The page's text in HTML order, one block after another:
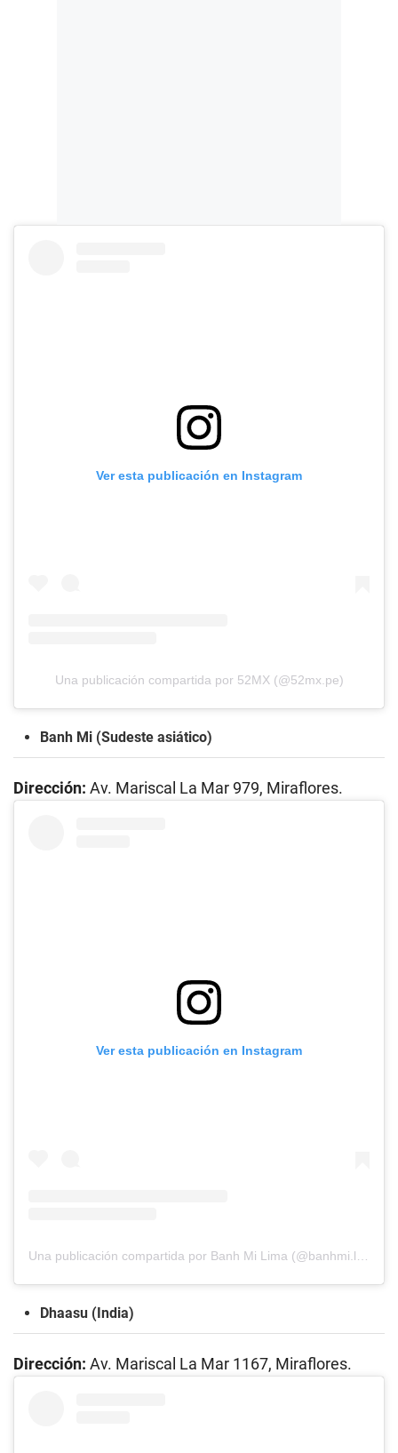
Ver esta publicación en Instagram
Una publicación compartida por 52MX (@52mx.pe)
Banh Mi (Sudeste asiático)
Dirección: Av. Mariscal La Mar 979, Miraflores.
Ver esta publicación en Instagram
Dhaasu (India)
Dirección: Av. Mariscal La Mar 1167, Miraflores.